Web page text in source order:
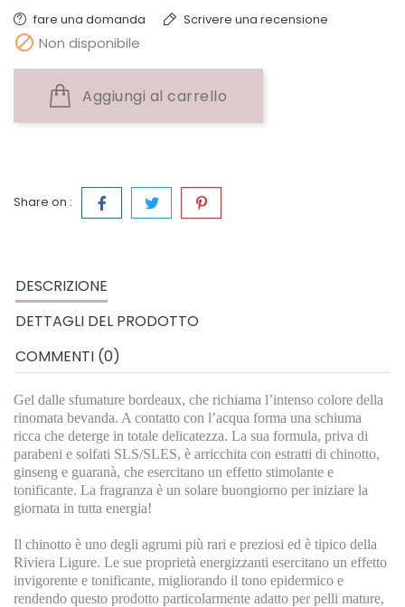
fare una domanda Scrivere una recensione
 Non disponibile
Aggiungi al carrello
Share on :
DESCRIZIONE
DETTAGLI DEL PRODOTTO
COMMENTI (0)
Gel dalle sfumature bordeaux, che richiama l’intenso colore della
rinomata bevanda. A contatto con l’acqua forma una schiuma
ricca che deterge in totale delicatezza. La sua formula, priva di
parabeni e solfati SLS/SLES, è arricchita con estratti di chinotto,
ginseng e guaranà, che esercitano un effetto stimolante e
tonificante. La fragranza è un solare buongiorno per iniziare la
giornata in tutta energia!
Il chinotto è uno degli agrumi più rari e preziosi ed è tipico della
Riviera Ligure. Le sue proprietà energizzanti esercitano un effetto
invigorente e tonificante, migliorando il tono epidermico e
rendendo questo prodotto particolarmente adatto per pelli mature,